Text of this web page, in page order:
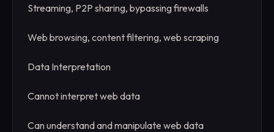
Streaming, P2P sharing, bypassing firewalls
Web browsing, content filtering, web scraping
Data Interpretation
Cannot interpret web data
Can understand and manipulate web data